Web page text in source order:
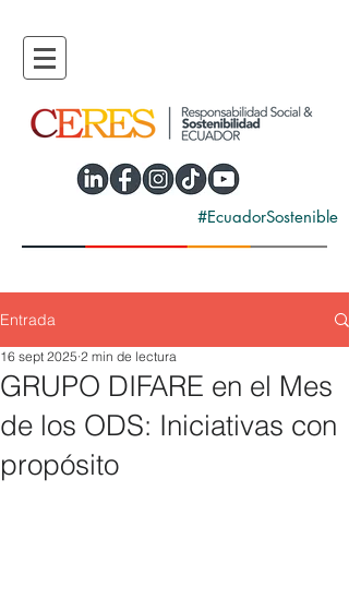
#EcuadorSostenible
Entrada
GRUPO DIFARE en el Mes
de los ODS: Iniciativas con
propósito
16 sept 2025 2 min de lectura